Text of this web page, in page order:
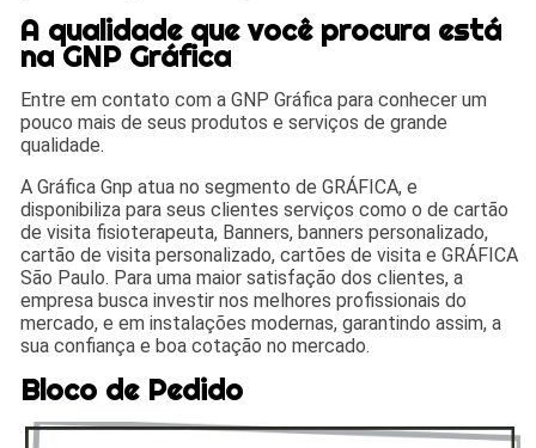
A qualidade que você procura está
na GNP Gráfica
Entre em contato com a GNP Gráfica para conhecer um
pouco mais de seus produtos e serviços de grande
qualidade.
A Gráfica Gnp atua no segmento de GRÁFICA, e
disponibiliza para seus clientes serviços como o de cartão
de visita fisioterapeuta, Banners, banners personalizado,
cartão de visita personalizado, cartões de visita e GRÁFICA
São Paulo. Para uma maior satisfação dos clientes, a
empresa busca investir nos melhores profissionais do
mercado, e em instalações modernas, garantindo assim, a
sua confiança e boa cotação no mercado.
Bloco de Pedido